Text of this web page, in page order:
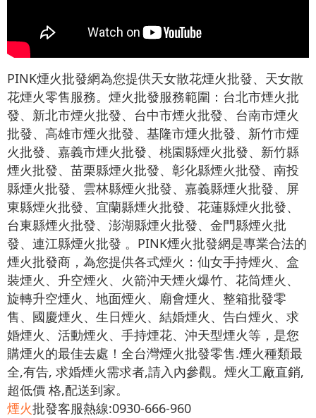
PINK煙火批發網為您提供天女散花煙火批發、天女散
花煙火零售服務。煙火批發服務範圍：台北市煙火批
發、新北市煙火批發、台中市煙火批發、台南市煙火
批發、高雄市煙火批發、基隆市煙火批發、新竹市煙
火批發、嘉義市煙火批發、桃園縣煙火批發、新竹縣
煙火批發、苗栗縣煙火批發、彰化縣煙火批發、南投
縣煙火批發、雲林縣煙火批發、嘉義縣煙火批發、屏
東縣煙火批發、宜蘭縣煙火批發、花蓮縣煙火批發、
台東縣煙火批發、澎湖縣煙火批發、金門縣煙火批
發、連江縣煙火批發 。PINK煙火批發網是專業合法的
煙火批發商，為您提供各式煙火：仙女手持煙火、盒
裝煙火、升空煙火、火箭沖天煙火爆竹、花筒煙火、
旋轉升空煙火、地面煙火、廟會煙火、整箱批發零
售、國慶煙火、生日煙火、結婚煙火、告白煙火、求
婚煙火、活動煙火、手持煙花、沖天型煙火等，是您
購煙火的最佳去處！全台灣煙火批發零售.煙火種類最
全,有告, 求婚煙火需求者,請入內參觀。煙火工廠直銷,
超低價 格,配送到家。
煙火批發客服熱線:0930-666-960